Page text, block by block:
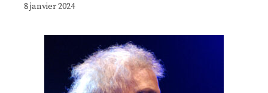
8 janvier 2024